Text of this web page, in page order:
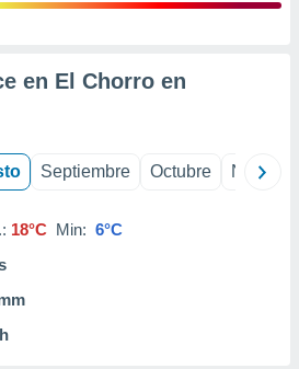
en El Chorro en
Septiembre Octubre
18°C Min: 6°C